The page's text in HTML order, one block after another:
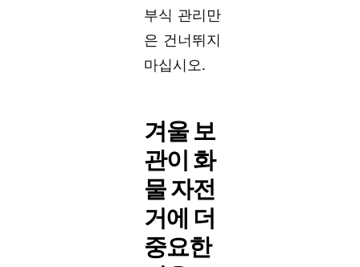
부식 관리만
은 건너뛰지
마십시오.
겨울 보
관이 화
물 자전
거에 더
중요한